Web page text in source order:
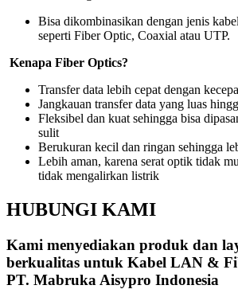
Bisa dikombinasikan dengan jenis
seperti Fiber Optic, Coaxial atau UTP.
Kenapa Fiber Optics?
Transfer data lebih cepat dengan
Jangkauan transfer data yang luas
Fleksibel dan kuat sehingga bisa
sulit
Berukuran kecil dan ringan sehingga
Lebih aman, karena serat optik tidak
tidak mengalirkan listrik
HUBUNGI KAMI
Kami menyediakan produk dan
berkualitas untuk Kabel LAN &
PT. Mabruka Aisypro Indonesia